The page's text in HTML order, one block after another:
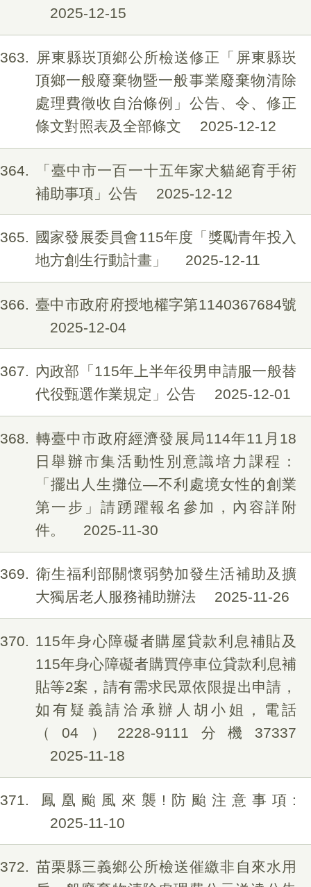
2025-12-15
363
屏東縣崁頂鄉公所檢送修正「屏東縣崁
頂鄉一般廢棄物暨一般事業廢棄物清除
處理費徵收自治條例」公告、令、修正
條文對照表及全部條文
2025-12-12
364
「臺中市一百一十五年家犬貓絕育手術
補助事項」公告
2025-12-12
365
國家發展委員會115年度「獎勵青年投入
地方創生行動計畫」
2025-12-11
366
臺中市政府府授地權字第1140367684號
2025-12-04
367
內政部「115年上半年役男申請服一般替
代役甄選作業規定」公告
2025-12-01
368
轉臺中市政府經濟發展局114年11月18
日舉辦市集活動性別意識培力課程：
「擺出人生攤位—不利處境女性的創業
第一步」請踴躍報名參加，內容詳附
件。
2025-11-30
369
衛生福利部關懷弱勢加發生活補助及擴
大獨居老人服務補助辦法
2025-11-26
370
115年身心障礙者購屋貸款利息補貼及
115年身心障礙者購買停車位貸款利息補
貼等2案，請有需求民眾依限提出申請，
如有疑義請洽承辦人胡小姐，電話
（04）2228-9111分機37337
2025-11-18
371
鳳凰颱風來襲!防颱注意事項:
2025-11-10
372
苗栗縣三義鄉公所檢送催繳非自來水用